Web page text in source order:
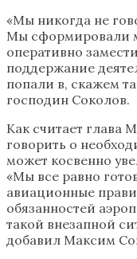
«Мы никогда не
Мы сформировали
оперативно
поддержание
попали в, скажем
господин Соколов.
Как считает глава
говорить о
может косвенно
«Мы все равно
авиационные
обязанностей
такой внезапной
добавил Максим